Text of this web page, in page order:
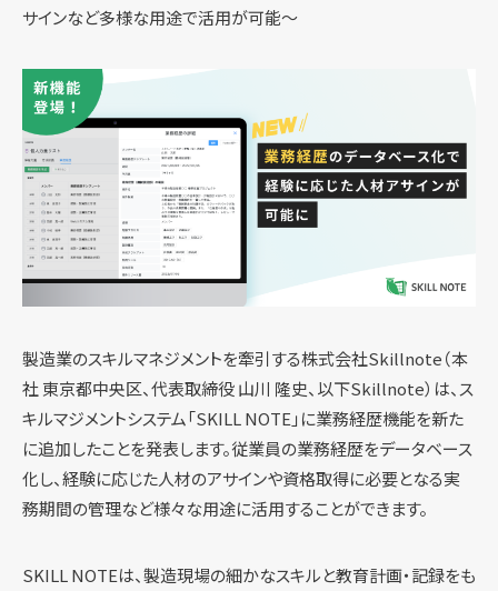
サインなど多様な用途で活用が可能～
製造業のスキルマネジメントを牽引する株式会社Skillnote（本
社 東京都中央区、代表取締役 山川 隆史、以下Skillnote）は、ス
キルマジメントシステム「SKILL NOTE」に業務経歴機能を新た
に追加したことを発表します。従業員の業務経歴をデータベース
化し、経験に応じた人材のアサインや資格取得に必要となる実
務期間の管理など様々な用途に活用することができます。
SKILL NOTEは、製造現場の細かなスキルと教育計画・記録をも